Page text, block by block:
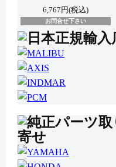
6,767円(税込)
お問合せ下さい